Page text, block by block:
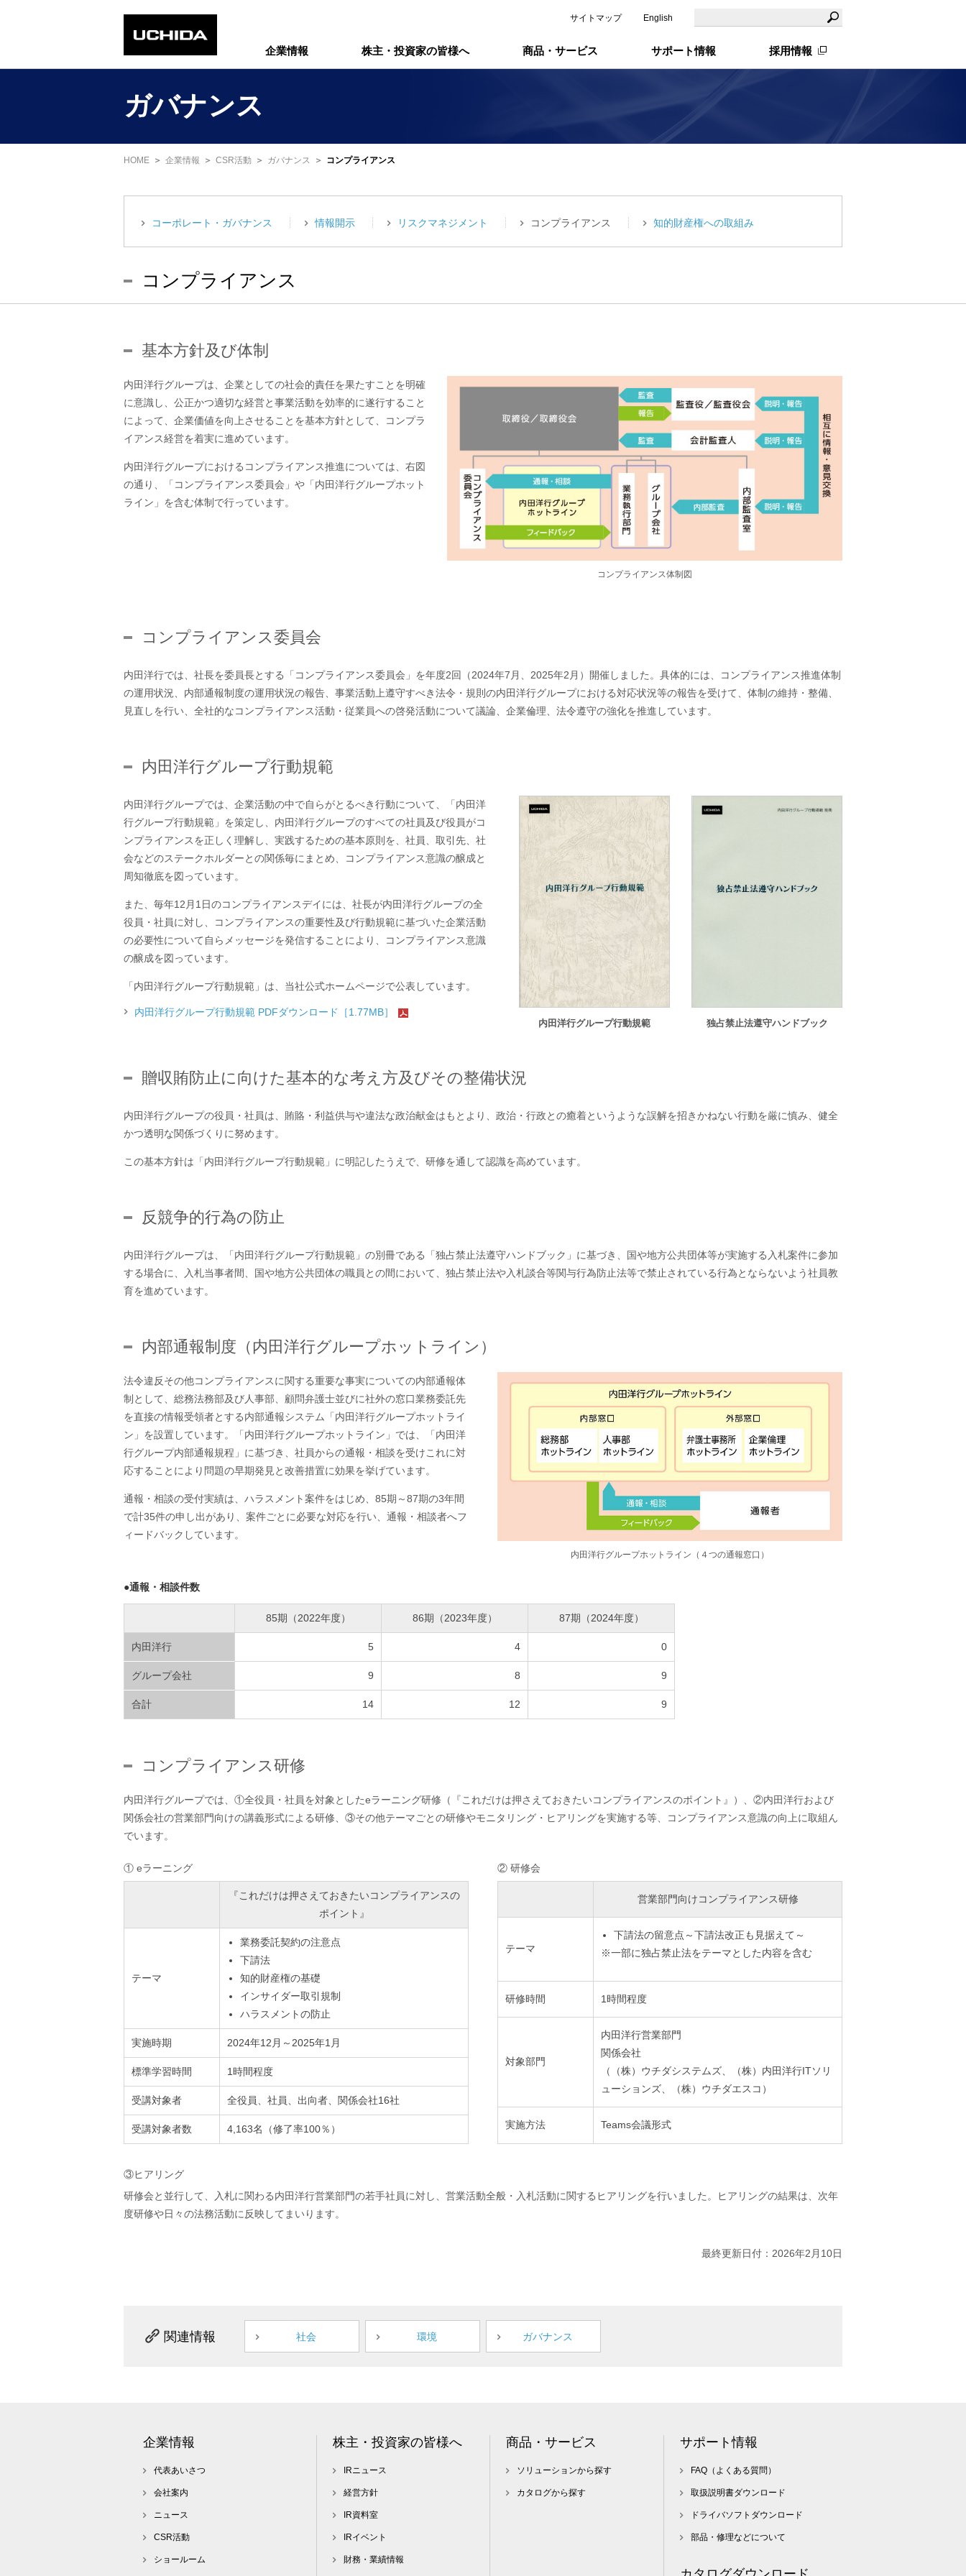
サイトマップ English
企業情報 株主・投資家の皆様へ 商品・サービス サポート情報 採用情報
ガバナンス
HOME 企業情報 CSR活動 ガバナンス コンプライアンス
コーポレート・ガバナンス 情報開示 リスクマネジメント コンプライアンス 知的財産権への取組み
コンプライアンス
基本方針及び体制
内田洋行グループは、企業としての社会的責任を果たすことを明確
に意識し、公正かつ適切な経営と事業活動を効率的に遂行すること
によって、企業価値を向上させることを基本方針として、コンプラ
イアンス経営を着実に進めています。
内田洋行グループにおけるコンプライアンス推進については、右図
の通り、「コンプライアンス委員会」や「内田洋行グループホット
ライン」を含む体制で行っています。
コンプライアンス体制図
コンプライアンス委員会
内田洋行では、社長を委員長とする「コンプライアンス委員会」を年度2回（2024年7月、2025年2月）開催しました。具体的には、コンプライアンス推進体制
の運用状況、内部通報制度の運用状況の報告、事業活動上遵守すべき法令・規則の内田洋行グループにおける対応状況等の報告を受けて、体制の維持・整備、
見直しを行い、全社的なコンプライアンス活動・従業員への啓発活動について議論、企業倫理、法令遵守の強化を推進しています。
内田洋行グループ行動規範
内田洋行グループでは、企業活動の中で自らがとるべき行動について、「内田洋
行グループ行動規範」を策定し、内田洋行グループのすべての社員及び役員がコ
ンプライアンスを正しく理解し、実践するための基本原則を、社員、取引先、社
会などのステークホルダーとの関係毎にまとめ、コンプライアンス意識の醸成と
周知徹底を図っています。
また、毎年12月1日のコンプライアンスデイには、社長が内田洋行グループの全
役員・社員に対し、コンプライアンスの重要性及び行動規範に基づいた企業活動
の必要性について自らメッセージを発信することにより、コンプライアンス意識
の醸成を図っています。
「内田洋行グループ行動規範」は、当社公式ホームページで公表しています。
内田洋行グループ行動規範 PDFダウンロード［1.77MB］
内田洋行グループ行動規範 独占禁止法遵守ハンドブック
贈収賄防止に向けた基本的な考え方及びその整備状況
内田洋行グループの役員・社員は、賄賂・利益供与や違法な政治献金はもとより、政治・行政との癒着というような誤解を招きかねない行動を厳に慎み、健全
かつ透明な関係づくりに努めます。
この基本方針は「内田洋行グループ行動規範」に明記したうえで、研修を通して認識を高めています。
反競争的行為の防止
内田洋行グループは、「内田洋行グループ行動規範」の別冊である「独占禁止法遵守ハンドブック」に基づき、国や地方公共団体等が実施する入札案件に参加
する場合に、入札当事者間、国や地方公共団体の職員との間において、独占禁止法や入札談合等関与行為防止法等で禁止されている行為とならないよう社員教
育を進めています。
内部通報制度（内田洋行グループホットライン）
法令違反その他コンプライアンスに関する重要な事実についての内部通報体
制として、総務法務部及び人事部、顧問弁護士並びに社外の窓口業務委託先
を直接の情報受領者とする内部通報システム「内田洋行グループホットライ
ン」を設置しています。「内田洋行グループホットライン」では、「内田洋
行グループ内部通報規程」に基づき、社員からの通報・相談を受けこれに対
応することにより問題の早期発見と改善措置に効果を挙げています。
通報・相談の受付実績は、ハラスメント案件をはじめ、85期～87期の3年間
で計35件の申し出があり、案件ごとに必要な対応を行い、通報・相談者へフ
ィードバックしています。
内田洋行グループホットライン（４つの通報窓口）
●通報・相談件数
85期（2022年度） 86期（2023年度） 87期（2024年度）
内田洋行 5 4 0
グループ会社 9 8 9
合計 14 12 9
コンプライアンス研修
内田洋行グループでは、①全役員・社員を対象としたeラーニング研修（『これだけは押さえておきたいコンプライアンスのポイント』）、②内田洋行および
関係会社の営業部門向けの講義形式による研修、③その他テーマごとの研修やモニタリング・ヒアリングを実施する等、コンプライアンス意識の向上に取組ん
でいます。
① eラーニング
『これだけは押さえておきたいコンプライアンスの
ポイント』
テーマ
業務委託契約の注意点
下請法
知的財産権の基礎
インサイダー取引規制
ハラスメントの防止
実施時期 2024年12月～2025年1月
標準学習時間 1時間程度
受講対象者 全役員、社員、出向者、関係会社16社
受講対象者数 4,163名（修了率100％）
② 研修会
営業部門向けコンプライアンス研修
テーマ
下請法の留意点～下請法改正も見据えて～
※一部に独占禁止法をテーマとした内容を含む
研修時間 1時間程度
対象部門
内田洋行営業部門
関係会社
（（株）ウチダシステムズ、（株）内田洋行ITソリ
ューションズ、（株）ウチダエスコ）
実施方法 Teams会議形式
③ヒアリング
研修会と並行して、入札に関わる内田洋行営業部門の若手社員に対し、営業活動全般・入札活動に関するヒアリングを行いました。ヒアリングの結果は、次年
度研修や日々の法務活動に反映してまいります。
最終更新日付：2026年2月10日
関連情報 社会 環境 ガバナンス
企業情報
代表あいさつ
会社案内
ニュース
CSR活動
ショールーム
株主・投資家の皆様へ
IRニュース
経営方針
IR資料室
IRイベント
財務・業績情報
商品・サービス
ソリューションから探す
カタログから探す
サポート情報
FAQ（よくある質問）
取扱説明書ダウンロード
ドライバソフトダウンロード
部品・修理などについて